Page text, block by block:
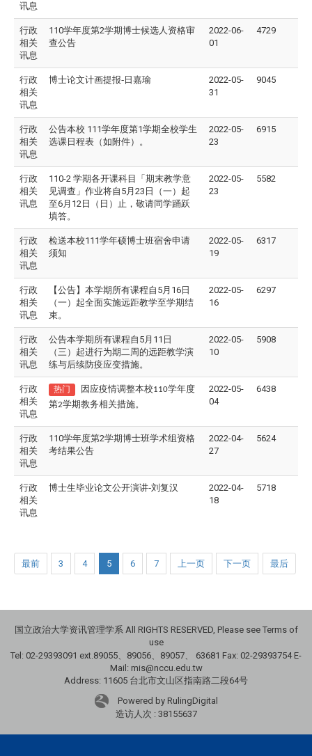
讯息
行政
相关
讯息
110学年度第2学期博士候选人资格审
查公告
2022-06-
01
4729
行政
相关
讯息
博士论文计画提报- 日嘉瑜
2022-05-
31
9045
行政
相关
讯息
公告本校 111学年度第1学期全校学生
选课日程表（如附件）。
2022-05-
23
6915
行政
相关
讯息
​110-2 学期各开课科目「期末教学意
见调查」作业将自5月23日（一）起
至6月12日（日）止，敬请同学踊跃
填答。
2022-05-
23
5582
行政
相关
讯息
检送本校111学年硕博士班宿舍申请
须知
2022-05-
19
6317
行政
相关
讯息
【公告】本学期所有课程自5月16日
（一）起全面实施远距教学至学期结
束。
2022-05-
16
6297
行政
相关
讯息
公告本学期所有课程自5月11日
（三）起进行为期二周的远距教学演
练与后续防疫应变措施。
2022-05-
10
5908
行政
相关
讯息
热门 因应疫情调整本校110学年度
第2学期教务相关措施。
2022-05-
04
6438
行政
相关
讯息
110学年度第2学期博士班学术组资格
考结果公告
2022-04-
27
5624
行政
相关
讯息
博士生毕业论文公开演讲-刘复汉
2022-04-
18
5718
最前 3 4 5 6 7 上一页 下一页 最后
国立政治大学资讯管理学系 All RIGHTS RESERVED, Please see Terms of
use
Tel: 02-29393091 ext.89055、89056、89057、
63681 Fax: 02-29393754 E-
Mail: mis@nccu.edu.tw
Address: 11605 台北市文山区指南路二段64号
Powered by RulingDigital
造访人次 : 38155637